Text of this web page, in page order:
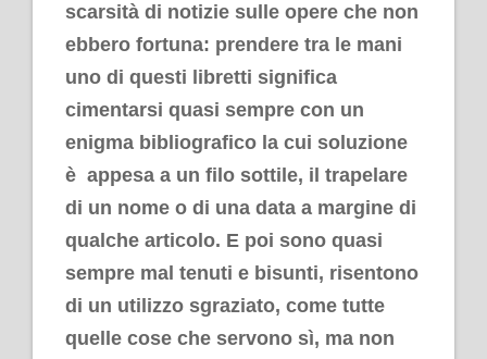
scarsità di notizie sulle opere che non
ebbero fortuna: prendere tra le mani
uno di questi libretti significa
cimentarsi quasi sempre con un
enigma bibliografico la cui soluzione
è appesa a un filo sottile, il trapelare
di un nome o di una data a margine di
qualche articolo. E poi sono quasi
sempre mal tenuti e bisunti, risentono
di un utilizzo sgraziato, come tutte
quelle cose che servono sì, ma non